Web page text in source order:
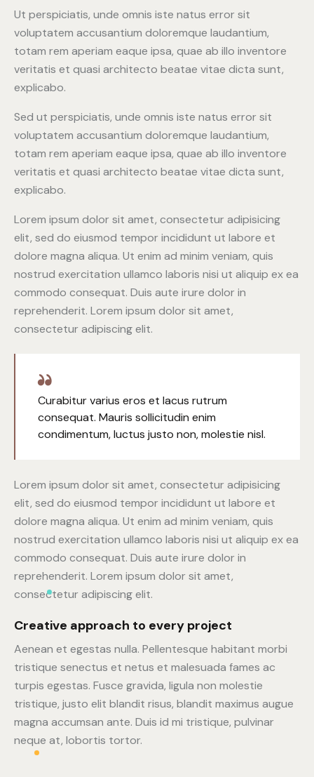
Ut perspiciatis, unde omnis iste natus error sit
voluptatem accusantium doloremque laudantium,
totam rem aperiam eaque ipsa, quae ab illo inventore
veritatis et quasi architecto beatae vitae dicta sunt,
explicabo.
Sed ut perspiciatis, unde omnis iste natus error sit
voluptatem accusantium doloremque laudantium,
totam rem aperiam eaque ipsa, quae ab illo inventore
veritatis et quasi architecto beatae vitae dicta sunt,
explicabo.
Lorem ipsum dolor sit amet, consectetur adipisicing
elit, sed do eiusmod tempor incididunt ut labore et
dolore magna aliqua. Ut enim ad minim veniam, quis
nostrud exercitation ullamco laboris nisi ut aliquip ex ea
commodo consequat. Duis aute irure dolor in
reprehenderit. Lorem ipsum dolor sit amet,
consectetur adipiscing elit.
Curabitur varius eros et lacus rutrum
consequat. Mauris sollicitudin enim
condimentum, luctus justo non, molestie nisl.
Lorem ipsum dolor sit amet, consectetur adipisicing
elit, sed do eiusmod tempor incididunt ut labore et
dolore magna aliqua. Ut enim ad minim veniam, quis
nostrud exercitation ullamco laboris nisi ut aliquip ex ea
commodo consequat. Duis aute irure dolor in
reprehenderit. Lorem ipsum dolor sit amet,
consectetur adipiscing elit.
Creative approach to every project
Aenean et egestas nulla. Pellentesque habitant morbi
tristique senectus et netus et malesuada fames ac
turpis egestas. Fusce gravida, ligula non molestie
tristique, justo elit blandit risus, blandit maximus augue
magna accumsan ante. Duis id mi tristique, pulvinar
neque at, lobortis tortor.